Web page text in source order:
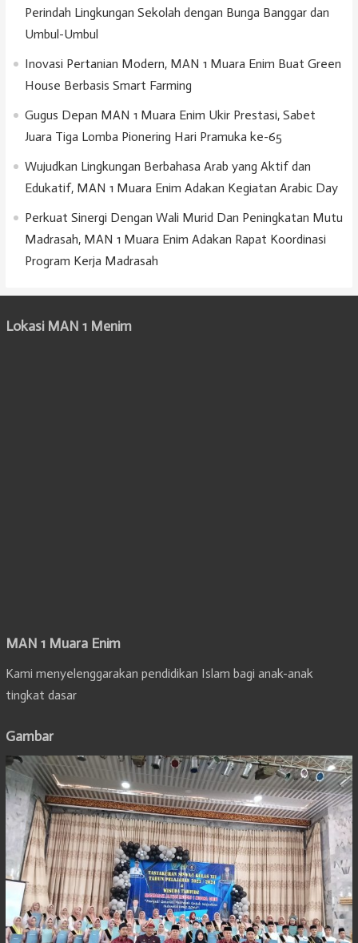
Perindah Lingkungan Sekolah dengan Bunga Banggar dan
Umbul-Umbul
Inovasi Pertanian Modern, MAN 1 Muara Enim Buat Green
House Berbasis Smart Farming
Gugus Depan MAN 1 Muara Enim Ukir Prestasi, Sabet
Juara Tiga Lomba Pionering Hari Pramuka ke-65
Wujudkan Lingkungan Berbahasa Arab yang Aktif dan
Edukatif, MAN 1 Muara Enim Adakan Kegiatan Arabic Day
Perkuat Sinergi Dengan Wali Murid Dan Peningkatan Mutu
Madrasah, MAN 1 Muara Enim Adakan Rapat Koordinasi
Program Kerja Madrasah
Lokasi MAN 1 Menim
MAN 1 Muara Enim
Kami menyelenggarakan pendidikan Islam bagi anak-anak
tingkat dasar
Gambar